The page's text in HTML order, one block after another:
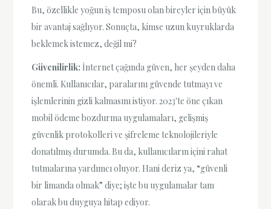
Bu, özellikle yoğun iş temposu olan bireyler için büyük
bir avantaj sağlıyor. Sonuçta, kimse uzun kuyruklarda
beklemek istemez, değil mi?
Güvenilirlik: İnternet çağında güven, her şeyden daha
önemli. Kullanıcılar, paralarını güvende tutmayı ve
işlemlerinin gizli kalmasını istiyor. 2023'te öne çıkan
mobil ödeme bozdurma uygulamaları, gelişmiş
güvenlik protokolleri ve şifreleme teknolojileriyle
donatılmış durumda. Bu da, kullanıcıların içini rahat
tutmalarına yardımcı oluyor. Hani deriz ya, “güvenli
bir limanda olmak” diye; işte bu uygulamalar tam
olarak bu duyguya hitap ediyor.